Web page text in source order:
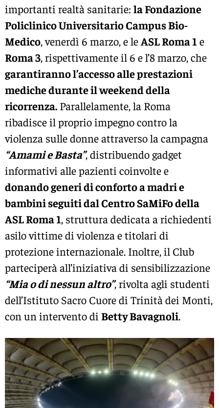
importanti realtà sanitarie: la Fondazione
Policlinico Universitario Campus Bio-
Medico, venerdì 6 marzo, e leASL Roma 1e
Roma 3, rispettivamente il 6 e l’8 marzo, che
garantiranno l’accesso alle prestazioni
mediche durante il weekend della
ricorrenza. Parallelamente, la Roma
ribadisce il proprio impegno contro la
violenza sulle donne attraverso la campagna
“Amami e Basta”, distribuendo gadget
informativi alle pazienti coinvolte e
donando generi di conforto a madri e
bambini seguiti dal Centro SaMiFo della
ASL Roma 1, struttura dedicata a richiedenti
asilo vittime di violenza e titolari di
protezione internazionale. Inoltre, il Club
parteciperà all’iniziativa di sensibilizzazione
“Mia o di nessun altro”, rivolta agli studenti
dell’Istituto Sacro Cuore di Trinità dei Monti,
con un intervento di Betty Bavagnoli.